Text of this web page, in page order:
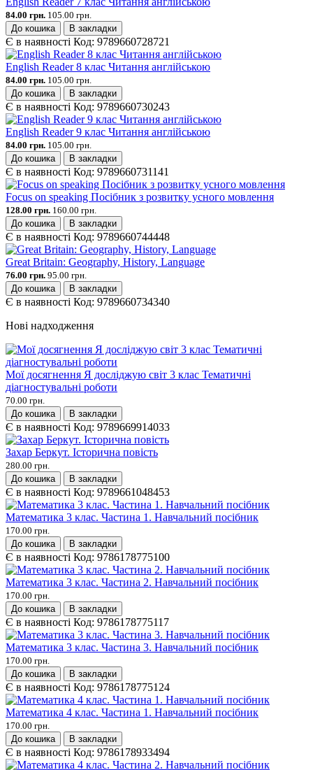
84.00 грн. 105.00 грн.
До кошика
В закладки
Є в наявності Код: 9789660728721
English Reader 8 клас Читання англійською
84.00 грн. 105.00 грн.
До кошика
В закладки
Є в наявності Код: 9789660730243
English Reader 9 клас Читання англійською
84.00 грн. 105.00 грн.
До кошика
В закладки
Є в наявності Код: 9789660731141
Focus on speaking Посібник з розвитку усного мовлення
128.00 грн. 160.00 грн.
До кошика
В закладки
Є в наявності Код: 9789660744448
Great Britain: Geography, History, Language
76.00 грн. 95.00 грн.
До кошика
В закладки
Є в наявності Код: 9789660734340
Нові надходження
Мої досягнення Я досліджую світ 3 клас Тематичні
діагностувальні роботи
70.00 грн.
До кошика
В закладки
Є в наявності Код: 9789669914033
Захар Беркут. Історична повість
280.00 грн.
До кошика
В закладки
Є в наявності Код: 9789661048453
Математика 3 клас. Частина 1. Навчальний посібник
170.00 грн.
До кошика
В закладки
Є в наявності Код: 9786178775100
Математика 3 клас. Частина 2. Навчальний посібник
170.00 грн.
До кошика
В закладки
Є в наявності Код: 9786178775117
Математика 3 клас. Частина 3. Навчальний посібник
170.00 грн.
До кошика
В закладки
Є в наявності Код: 9786178775124
Математика 4 клас. Частина 1. Навчальний посібник
170.00 грн.
До кошика
В закладки
Є в наявності Код: 9786178933494